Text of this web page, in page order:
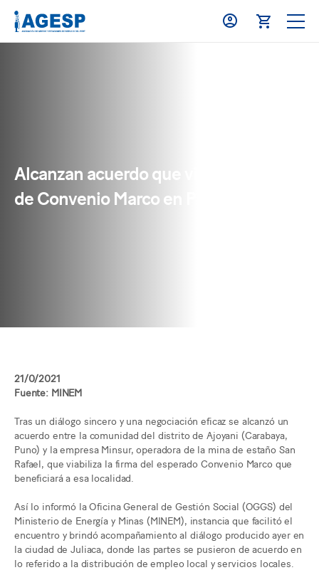
Alcanzan acuerdo que viabiliza firma
de Convenio Marco en Puno
21/0/2021
Fuente: MINEM
Tras un diálogo sincero y una negociación eficaz se alcanzó un
acuerdo entre la comunidad del distrito de Ajoyani (Carabaya,
Puno) y la empresa Minsur, operadora de la mina de estaño San
Rafael, que viabiliza la firma del esperado Convenio Marco que
beneficiará a esa localidad.
Así lo informó la Oficina General de Gestión Social (OGGS) del
Ministerio de Energía y Minas (MINEM), instancia que facilitó el
encuentro y brindó acompañamiento al diálogo producido ayer en
la ciudad de Juliaca, donde las partes se pusieron de acuerdo en
lo referido a la distribución de empleo local y servicios locales.